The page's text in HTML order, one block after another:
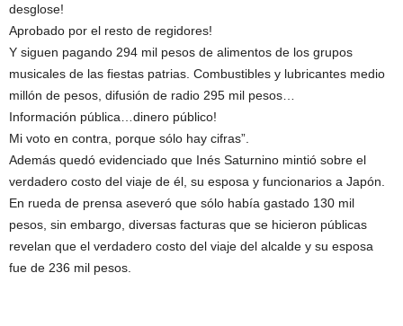
desglose!
Aprobado por el resto de regidores!
Y siguen pagando 294 mil pesos de alimentos de los grupos
musicales de las fiestas patrias. Combustibles y lubricantes medio
millón de pesos, difusión de radio 295 mil pesos…
Información pública…dinero público!
Mi voto en contra, porque sólo hay cifras”.
Además quedó evidenciado que Inés Saturnino mintió sobre el
verdadero costo del viaje de él, su esposa y funcionarios a Japón.
En rueda de prensa aseveró que sólo había gastado 130 mil
pesos, sin embargo, diversas facturas que se hicieron públicas
revelan que el verdadero costo del viaje del alcalde y su esposa
fue de 236 mil pesos.